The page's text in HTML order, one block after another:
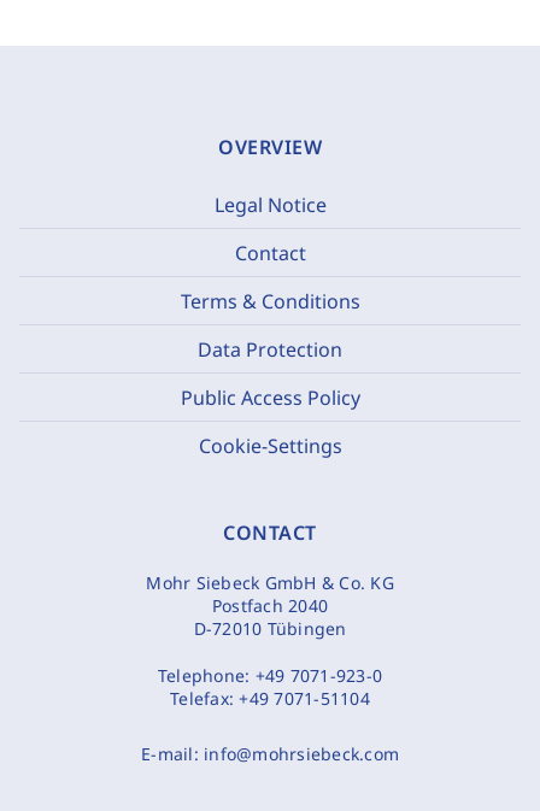
OVERVIEW
Legal Notice
Contact
Terms & Conditions
Data Protection
Public Access Policy
Cookie-Settings
CONTACT
Mohr Siebeck GmbH & Co. KG
Postfach 2040
D-72010 Tübingen
Telephone: +49 7071-923-0
Telefax:+49 7071-51104
E-mail: info@mohrsiebeck.com